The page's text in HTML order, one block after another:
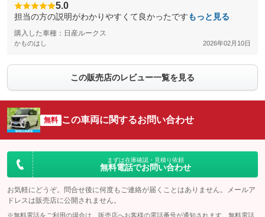
5.0
担当の方の説明がわかりやすくて良かったですもっと見る
購入した車種：日産ルークス
かものはし 2026年02月10日
この販売店のレビュー一覧を見る
無料 この車両に関するお問い合わせ
まずは在庫確認・見積り依頼
無料電話でお問い合わせ
お気軽にどうぞ。問合せ後に何度もご連絡が届くことはありません。メールア
ドレスは販売店に公開されません。
※無料電話をご利用の場合は、販売店へお客様の電話番号が通知されます。無料電話